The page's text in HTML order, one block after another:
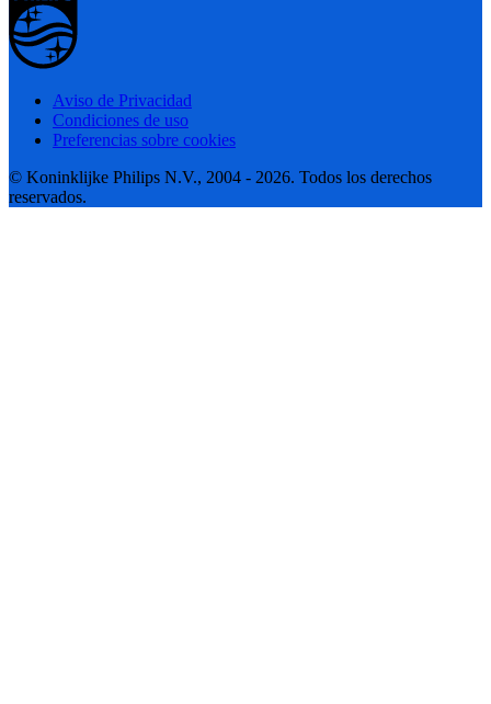
Aviso de Privacidad
Condiciones de uso
Preferencias sobre cookies
© Koninklijke Philips N.V., 2004 - 2026. Todos los derechos
reservados.